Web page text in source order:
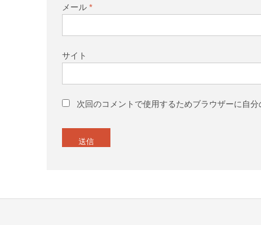
メール *
サイト
次回のコメントで使用するためブラウザーに自